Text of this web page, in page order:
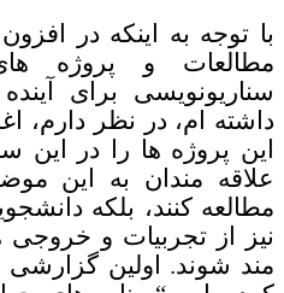
با توجه به اینکه در
مطالعات و پروژه
سناریونویسی برای
داشته ام، در نظر دارم،
این پروژه ها را در این
علاقه مندان به این
مطالعه کنند، بلکه
نیز از تجربیات و
مند شوند. اولین گزارشی